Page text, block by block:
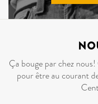
Ça bouge par chez
pour être au courant